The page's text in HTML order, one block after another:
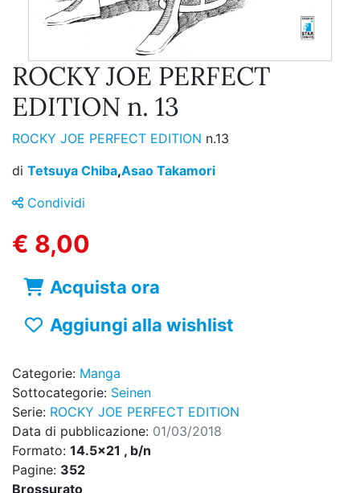
ROCKY JOE PERFECT
EDITION n. 13
ROCKY JOE PERFECT EDITION n.13
di Tetsuya Chiba,Asao Takamori
Condividi
€ 8,00
Acquista ora
Aggiungi alla wishlist
Categorie: Manga
Sottocategorie: Seinen
Serie: ROCKY JOE PERFECT EDITION
Data di pubblicazione: 01/03/2018
Formato: 14.5x21 , b/n
Pagine: 352
Brossurato